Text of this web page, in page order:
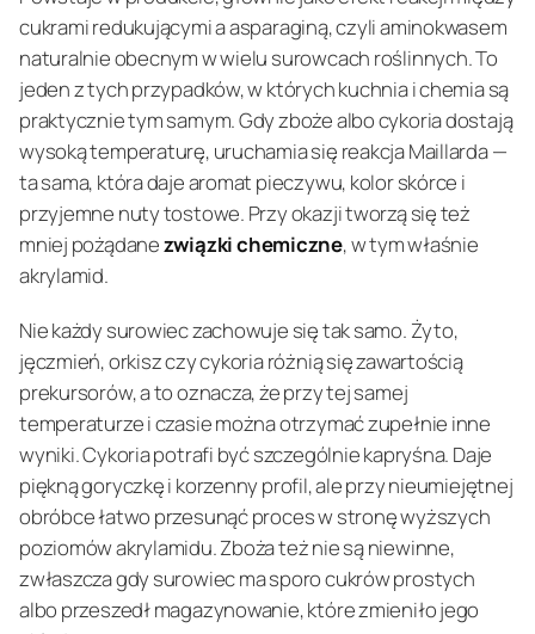
cukrami redukującymi a asparaginą, czyli aminokwasem
naturalnie obecnym w wielu surowcach roślinnych. To
jeden z tych przypadków, w których kuchnia i chemia są
praktycznie tym samym. Gdy zboże albo cykoria dostają
wysoką temperaturę, uruchamia się reakcja Maillarda —
ta sama, która daje aromat pieczywu, kolor skórce i
przyjemne nuty tostowe. Przy okazji tworzą się też
mniej pożądanezwiązki chemiczne, w tym właśnie
akrylamid.
Nie każdy surowiec zachowuje się tak samo. Żyto,
jęczmień, orkisz czy cykoria różnią się zawartością
prekursorów, a to oznacza, że przy tej samej
temperaturze i czasie można otrzymać zupełnie inne
wyniki. Cykoria potrafi być szczególnie kapryśna. Daje
piękną goryczkę i korzenny profil, ale przy nieumiejętnej
obróbce łatwo przesunąć proces w stronę wyższych
poziomów akrylamidu. Zboża też nie są niewinne,
zwłaszcza gdy surowiec ma sporo cukrów prostych
albo przeszedł magazynowanie, które zmieniło jego